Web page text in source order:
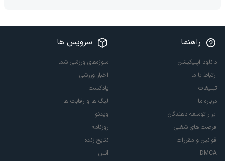
راهنما
دانلود اپلیکیشن
ارتباط با ما
تبلیغات
درباره ما
ابزار توسعه دهندگان
فرصت های شغلی
قوانین و مقررات
DMCA
سرویس ها
سوژه‌های ورزشی شما
اخبار ورزشی
پادکست
لیگ ها و رقابت ها
ویدئو
روزنامه
نتایج زنده
آنتن